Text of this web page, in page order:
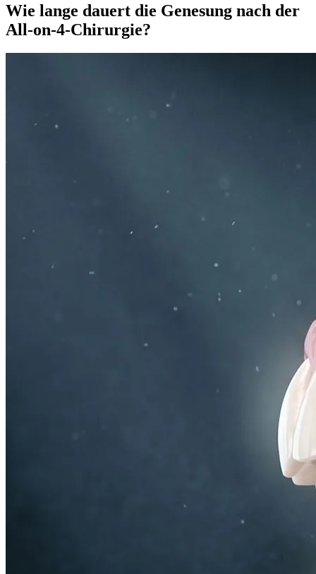
Wie lange dauert die Genesung nach der
All-on-4-Chirurgie?